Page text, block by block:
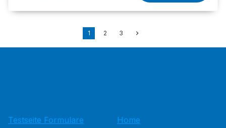
1 2 3
Testseite Formulare
Home